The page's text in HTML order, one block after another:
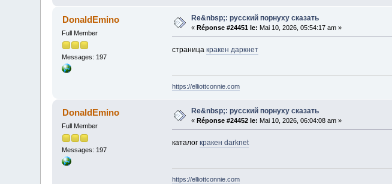
DonaldEmino
Full Member
Messages: 197
Re&nbsp;: русский порнуху сказать
«Réponse #24451 le: Mai 10, 2026, 05:54:17 am »
страница кракен даркнет
https://elliottconnie.com
DonaldEmino
Full Member
Messages: 197
Re&nbsp;: русский порнуху сказать
«Réponse #24452 le: Mai 10, 2026, 06:04:08 am »
каталог кракен darknet
https://elliottconnie.com